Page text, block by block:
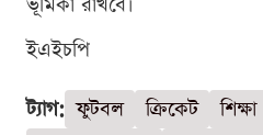
ইএইচপি
ট্যাগ: ফুটবল ক্রিকেট শিক্ষা